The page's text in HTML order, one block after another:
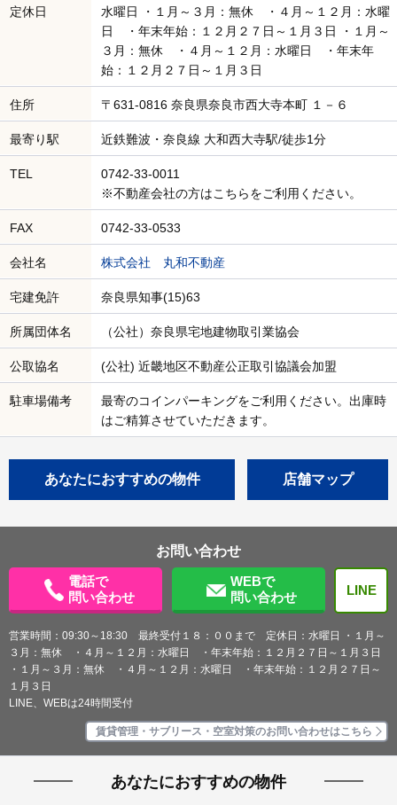
定休日
水曜日 ・１月～３月：無休 ・４月～１２月：水曜
日 ・年末年始：１２月２７日～１月３日 ・１月～
３月：無休 ・４月～１２月：水曜日 ・年末年
始：１２月２７日～１月３日
住所 〒631-0816 奈良県奈良市西大寺本町 １－６
最寄り駅 近鉄難波・奈良線 大和西大寺駅/徒歩1分
TEL
0742-33-0011
※不動産会社の方はこちらをご利用ください。
FAX 0742-33-0533
会社名 株式会社 丸和不動産
宅建免許 奈良県知事(15)63
所属団体名 （公社）奈良県宅地建物取引業協会
公取協名 (公社) 近畿地区不動産公正取引協議会加盟
駐車場備考
最寄のコインパーキングをご利用ください。出庫時
はご精算させていただきます。
あなたにおすすめの物件 店舗マップ
お問い合わせ
電話で
問い合わせ
WEBで
問い合わせ
LINE
営業時間：09:30～18:30 最終受付１８：００まで 定休日：水曜日 ・１月～
３月：無休 ・４月～１２月：水曜日 ・年末年始：１２月２７日～１月３日
・１月～３月：無休 ・４月～１２月：水曜日 ・年末年始：１２月２７日～
１月３日
LINE、WEBは24時間受付
賃貸管理・サブリース・空室対策のお問い合わせはこちら
あなたにおすすめの物件